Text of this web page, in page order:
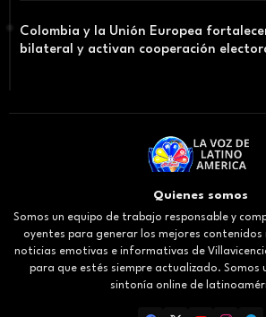
Colombia y la Unión Europea
bilateral y activan cooperación
Quienes somos
Somos un equipo de trabajo responsable y
oyentes para generar los mejores contenidos
noticias emotivas e informativas de
para que estés siempre actualizado. Somos
sintonía online de